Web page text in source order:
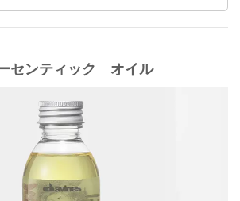
センティック オイル